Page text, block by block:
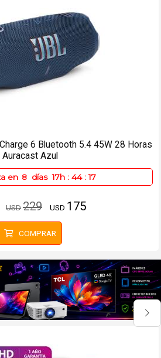
antes de 13Hs.
Envíos y Pagos)
PTH-860P Intuos Pro Paper
Edition Large
en 8 días 17h : 44 : 17
USD1049 USD 699
COMPRAR